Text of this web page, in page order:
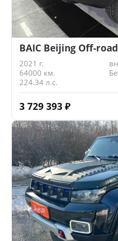
BAIC Beijing Off-road
2021 г.
64000 км.
224.34 л.с.
3 729 393 ₽